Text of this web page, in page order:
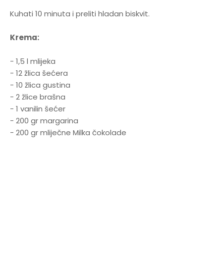
Kuhati 10 minuta i preliti hladan biskvit.
Krema:
- 1,5 l mlijeka
- 12 žlica šećera
- 10 žlica gustina
- 2 žlice brašna
- 1 vanilin šećer
- 200 gr margarina
- 200 gr mliječne Milka čokolade